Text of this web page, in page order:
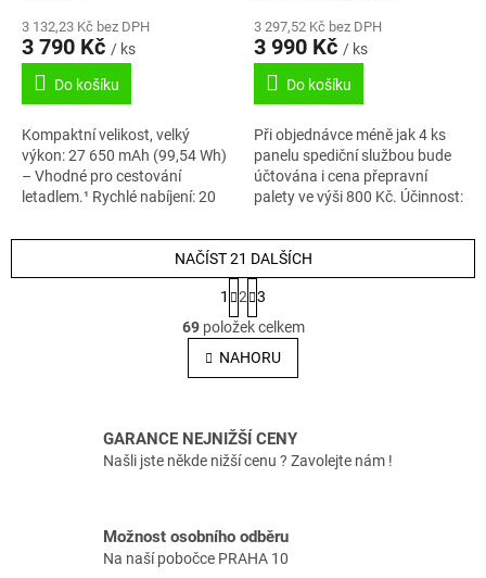
3 132,23 Kč bez DPH
3 790 Kč / ks
Do košíku
Kompaktní velikost, velký
výkon: 27 650 mAh (99,54 Wh)
– Vhodné pro cestování
letadlem.¹ Rychlé nabíjení: 20
EcoFlow RAPID Pro 320 W.²
3 297,52 Kč bez DPH
3 990 Kč / ks
Do košíku
Při objednávce méně jak 4 ks
panelu spediční službou bude
účtována i cena přepravní
palety ve výši 800 Kč. Účinnost:
výkonu: ≤ 1 %...
O
v
l
á
c
í
k
y
NAČÍST 21 DALŠÍCH
S
t
r
á
n
k
á
n
í
1 2
3
69položek celkem
NAHORU
GARANCE NEJNIŽŠÍ CENY
Našli jste někde nižší cenu ? Zavolejte nám !
Možnost osobního odběru
Na naší pobočce PRAHA 10